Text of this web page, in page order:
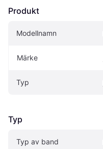
Produkt
Modellnamn
Märke
Typ
Typ
Typ av band